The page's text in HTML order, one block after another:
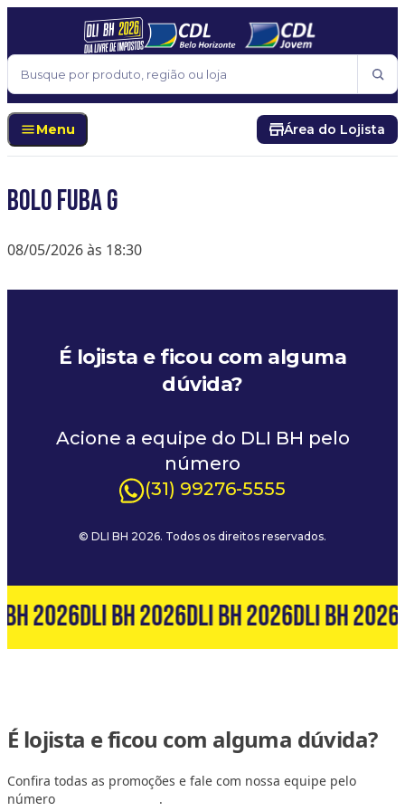
Pular para o conteúdo
Buscar
Menu Área do Lojista
BOLO FUBA G
08/05/2026 às 18:30
É lojista e ficou com alguma
dúvida?
Acione a equipe do DLI BH pelo
número
(31) 99276-5555
© DLI BH 2026. Todos os direitos reservados.
2026DLI BH 2026DLI BH 2026DLI BH 2026
É lojista e ficou com alguma dúvida?
Confira todas as promoções e fale com nossa equipe pelo
número
.